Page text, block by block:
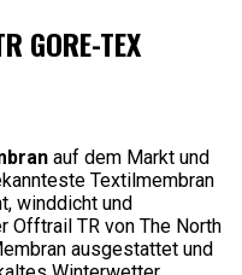
GORE-TEX
auf dem Markt und
Textilmembran
winddicht und
Offtrail TR von The North
ausgestattet und